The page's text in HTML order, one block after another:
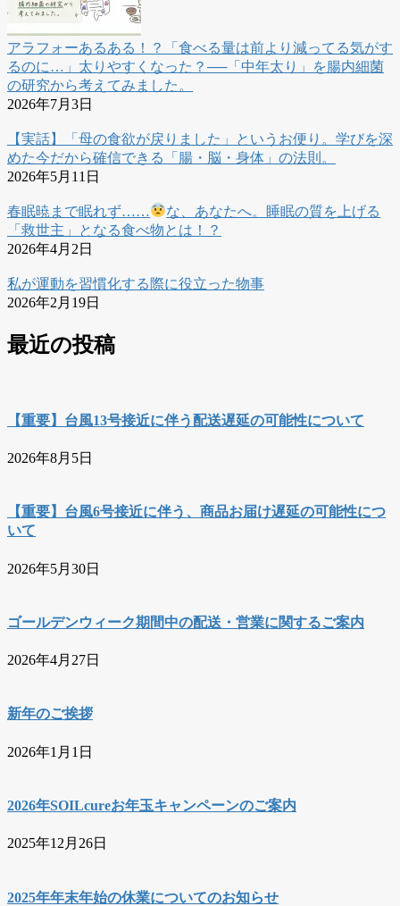
アラフォーあるある！？「食べる量は前より減ってる気がす
るのに…」太りやすくなった？──「中年太り」を腸内細菌
の研究から考えてみました。
2026年7月3日
【実話】「母の食欲が戻りました」というお便り。学びを深
めた今だから確信できる「腸・脳・身体」の法則。
2026年5月11日
春眠暁まで眠れず……
な、あなたへ。睡眠の質を上げる
「救世主」となる食べ物とは！？
2026年4月2日
私が運動を習慣化する際に役立った物事
2026年2月19日
最近の投稿
【重要】台風13号接近に伴う配送遅延の可能性について
2026年8月5日
【重要】台風6号接近に伴う、商品お届け遅延の可能性につ
いて
2026年5月30日
ゴールデンウィーク期間中の配送・営業に関するご案内
2026年4月27日
新年のご挨拶
2026年1月1日
2026年SOILcureお年玉キャンペーンのご案内
2025年12月26日
2025年年末年始の休業についてのお知らせ